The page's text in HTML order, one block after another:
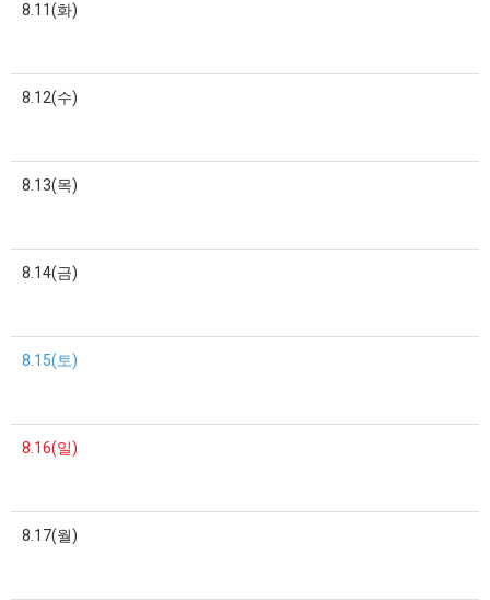
8.11(화)
8.12(수)
8.13(목)
8.14(금)
8.15(토)
8.16(일)
8.17(월)